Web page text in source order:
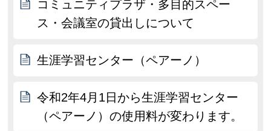
コミュニティプラザ・多目的スペー
ス・会議室の貸出しについて
生涯学習センター（ペアーノ）
令和2年4月1日から生涯学習センター
（ペアーノ）の使用料が変わります。